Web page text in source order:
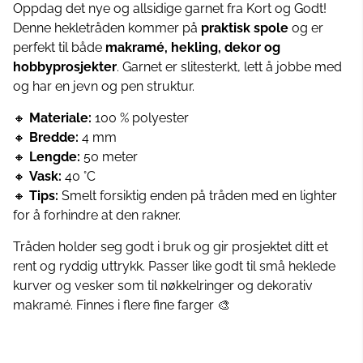
Oppdag det nye og allsidige garnet fra Kort og Godt!
Denne hekletråden kommer på praktisk spole og er
perfekt til både makramé, hekling, dekor og
hobbyprosjekter. Garnet er slitesterkt, lett å jobbe med
og har en jevn og pen struktur.
🔸 Materiale: 100 % polyester
🔸 Bredde: 4 mm
🔸 Lengde: 50 meter
🔸 Vask: 40 °C
🔸 Tips: Smelt forsiktig enden på tråden med en lighter
for å forhindre at den rakner.
Tråden holder seg godt i bruk og gir prosjektet ditt et
rent og ryddig uttrykk. Passer like godt til små heklede
kurver og vesker som til nøkkelringer og dekorativ
makramé. Finnes i flere fine farger 🎨